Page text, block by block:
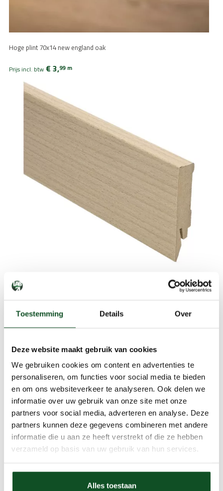
Toestemming Details Over
Deze website maakt gebruik van cookies
We gebruiken cookies om content en advertenties te
personaliseren, om functies voor social media te bieden
en om ons websiteverkeer te analyseren. Ook delen we
informatie over uw gebruik van onze site met onze
partners voor social media, adverteren en analyse. Deze
partners kunnen deze gegevens combineren met andere
informatie die u aan ze heeft verstrekt of die ze hebben
verzameld op basis van uw gebruik van hun services.
Alles toestaan
Hoge plint 70x14 new england oak
Prijs incl. btw € 3,99 m
Hoek/eindstuk t.b.v. MDF plint 90x15 zwart RAL 9005